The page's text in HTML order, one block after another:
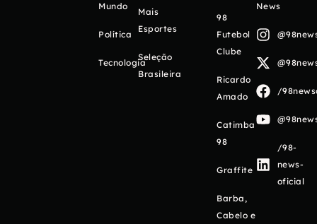
Mundo
Política
Tecnologia
Mais
Esportes
Seleção
Brasileira
98
Futebol
Clube
Ricardo
Amado
Catimba
98
Graffite
Barba,
Cabelo e
News
/
/98-
news-
oficial